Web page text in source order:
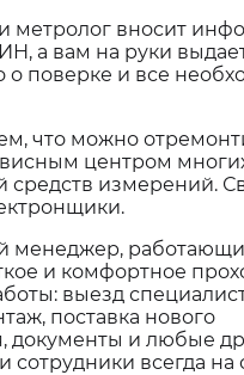
метролог вносит
а вам на руки
о поверке и все
что можно
центром
средств измерений.
менеджер,
и комфортное
выезд
поставка нового
документы и любые
всегда на